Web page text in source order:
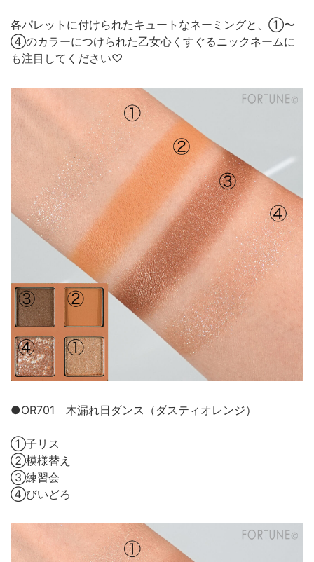
各パレットに付けられたキュートなネーミングと、①〜
④のカラーにつけられた乙女心くすぐるニックネームに
も注目してください♡
●OR701 木漏れ日ダンス（ダスティオレンジ）
①子リス
②模様替え
③練習会
④びいどろ